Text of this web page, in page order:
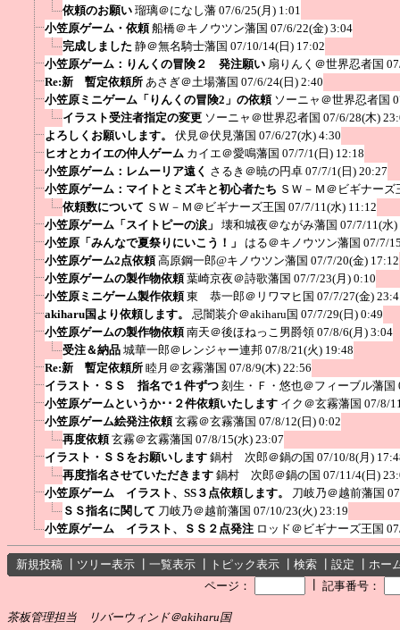
依頼のお願い 瑠璃＠になし藩 07/6/25(月) 1:01
小笠原ゲーム・依頼 船橋＠キノウツン藩国 07/6/22(金) 3:04
完成しました 静＠無名騎士藩国 07/10/14(日) 17:02
小笠原ゲーム：りんくの冒険２ 発注願い 扇りんく＠世界忍者国
Re:新 暫定依頼所 あさぎ＠土場藩国 07/6/24(日) 2:40
小笠原ミニゲーム「りんくの冒険2」の依頼 ソーニャ＠世界忍者国
イラスト受注者指定の変更 ソーニャ＠世界忍者国 07/6/28(木)
よろしくお願いします。
伏見＠伏見藩国 07/6/27(水) 4:30
ヒオとカイエの仲人ゲーム カイエ＠愛鳴藩国 07/7/1(日) 12:18
小笠原ゲーム：レムーリア遠く さるき＠暁の円卓 07/7/1(日) 20:27
小笠原ゲーム：マイトとミズキと初心者たち ＳＷ－Ｍ＠ビギナーズ
依頼数について ＳＷ－Ｍ＠ビギナーズ王国 07/7/11(水) 11:12
小笠原ゲーム「スイトピーの涙」
壊和城夜＠ながみ藩国 07/7/11(水)
小笠原「みんなで夏祭りにいこう！」
はる＠キノウツン藩国 07/7/
小笠原ゲーム2点依頼 高原鋼一郎@キノウツン藩国 07/7/20(金) 17:12
小笠原ゲームの製作物依頼 葉崎京夜＠詩歌藩国 07/7/23(月) 0:10
小笠原ミニゲーム製作依頼 東 恭一郎＠リワマヒ国 07/7/27(金)
akiharu国より依頼します。
忌闇装介＠akiharu国 07/7/29(日) 0:49
小笠原ゲームの製作物依頼 南天＠後ほねっこ男爵領 07/8/6(月) 3:04
受注＆納品 城華一郎＠レンジャー連邦 07/8/21(火) 19:48
Re:新 暫定依頼所 睦月＠玄霧藩国 07/8/9(木) 22:56
イラスト・ＳＳ 指名で１件ずつ 刻生・Ｆ・悠也＠フィーブル藩国
小笠原ゲームというか･･２件依頼いたします イク＠玄霧藩国 07/8/
小笠原ゲーム絵発注依頼 玄霧＠玄霧藩国 07/8/12(日) 0:02
再度依頼 玄霧＠玄霧藩国 07/8/15(水) 23:07
イラスト・ＳＳをお願いします 鍋村 次郎＠鍋の国 07/10/8(月)
再度指名させていただきます 鍋村 次郎＠鍋の国 07/11/4(日)
小笠原ゲーム イラスト、SS３点依頼します。
刀岐乃＠越前藩国
ＳＳ指名に関して 刀岐乃＠越前藩国 07/10/23(火) 23:19
小笠原ゲーム イラスト、ＳＳ２点発注 ロッド＠ビギナーズ王国
新規投稿 ツリー表示 一覧表示 トピック表示 検索 設定
ホー
ページ：
記事番号：
茶板管理担当 リバーウィンド＠akiharu国